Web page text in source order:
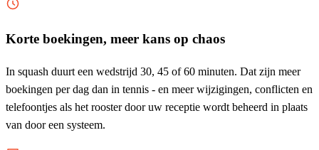
Korte boekingen, meer kans op chaos
In squash duurt een wedstrijd 30, 45 of 60 minuten. Dat zijn meer
boekingen per dag dan in tennis - en meer wijzigingen, conflicten en
telefoontjes als het rooster door uw receptie wordt beheerd in plaats
van door een systeem.